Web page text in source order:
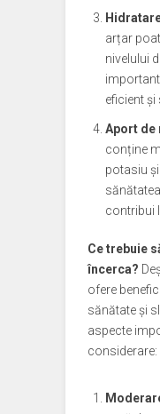
arțar
nivelului
eficient și
Aport de
conține
potasiu
contribui
Ce trebuie
încerca?
ofere
sănătate și
aspecte
considerare: